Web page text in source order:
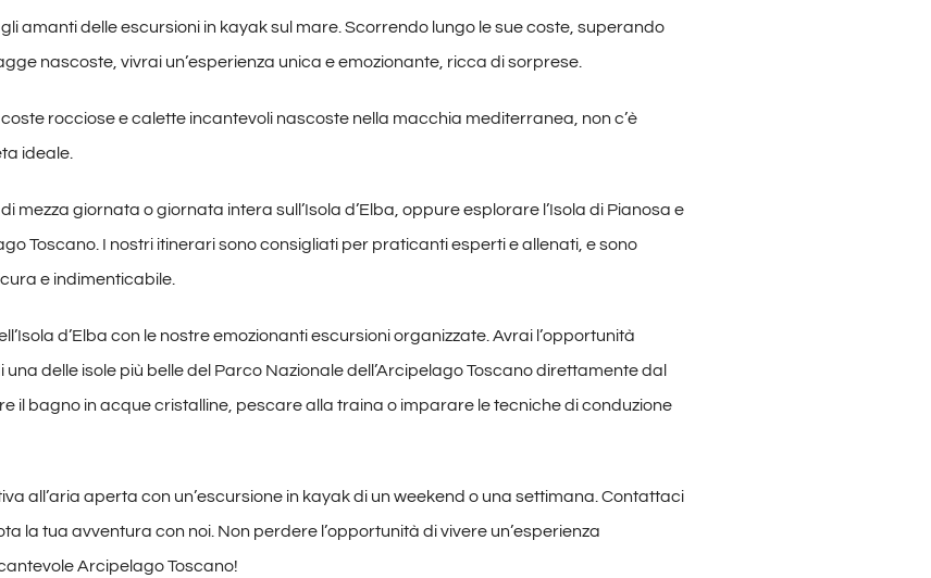
amanti delle escursioni in kayak sul mare. Scorrendo lungo le sue coste, superando
nascoste, vivrai un’esperienza unica e emozionante, ricca di sorprese.
rocciose e calette incantevoli nascoste nella macchia mediterranea, non c’è
ideale.
mezza giornata o giornata intera sull’Isola d’Elba, oppure esplorare l’Isola di Pianosa e
Toscano. I nostri itinerari sono consigliati per praticanti esperti e allenati, e sono
e indimenticabile.
d’Elba con le nostre emozionanti escursioni organizzate. Avrai l’opportunità
delle isole più belle del Parco Nazionale dell’Arcipelago Toscano direttamente dal
il bagno in acque cristalline, pescare alla traina o imparare le tecniche di conduzione
all’aria aperta con un’escursione in kayak di un weekend o una settimana. Contattaci
la tua avventura con noi. Non perdere l’opportunità di vivere un’esperienza
Arcipelago Toscano!